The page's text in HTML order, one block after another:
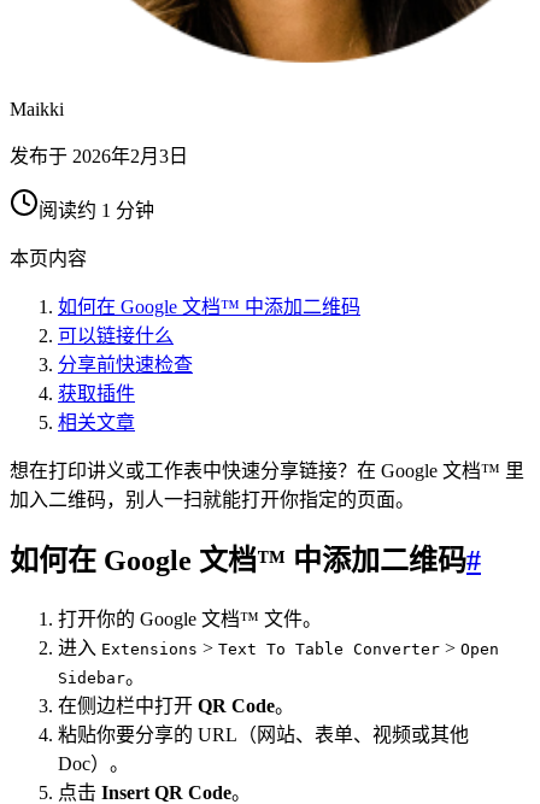
Maikki
发布于 2026年2月3日
阅读约 1 分钟
本页内容
如何在 Google 文档™ 中添加二维码
可以链接什么
分享前快速检查
获取插件
相关文章
想在打印讲义或工作表中快速分享链接？在 Google 文档™ 里
加入二维码，别人一扫就能打开你指定的页面。
如何在 Google 文档™ 中添加二维码#
打开你的 Google 文档™ 文件。
进入 Extensions > Text To Table Converter > Open
Sidebar。
在侧边栏中打开 QR Code。
粘贴你要分享的 URL（网站、表单、视频或其他
Doc）。
点击 Insert QR Code。